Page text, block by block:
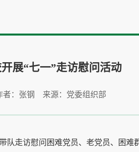
展“七一”走访慰问活动
者：张钢 来源：党委组织部
队走访慰问困难党员、老党员、困难